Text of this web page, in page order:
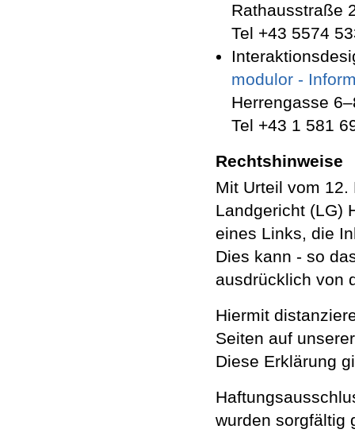
Rathausstraße
Tel +43 5574
modulor -
Herrengasse
Tel +43 1 581
Rechtshinweise
Mit Urteil vom
Landgericht (LG)
eines Links, die
Dies kann - so
ausdrücklich von
Hiermit
Seiten auf
Diese Erklärung
wurden sorgfältig